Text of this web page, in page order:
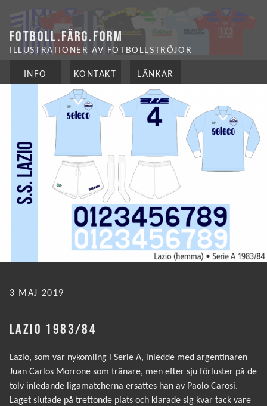
FOTBOLL.FÄRG.FORM
ILLUSTRATIONER AV FOTBOLLSTRÖJOR
INFO KONTAKT LÄNKAR
PUBLICERAT
3 MAJ 2019
LAZIO 1983/84
Lazio, som var nykomling i Serie A, inledde med argentinaren
Juan Carlos Morrone som tränare, men efter sju förluster på de
tolv inledande ligamatcherna ersattes han av Paolo Carosi.
Laget slutade på trettonde plats och klarade sig kvar tack vare